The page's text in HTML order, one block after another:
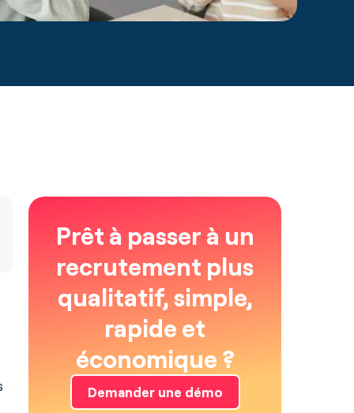
Prêt à passer à un
recrutement plus
qualitatif, simple,
rapide et
économique ?
Demander une démo